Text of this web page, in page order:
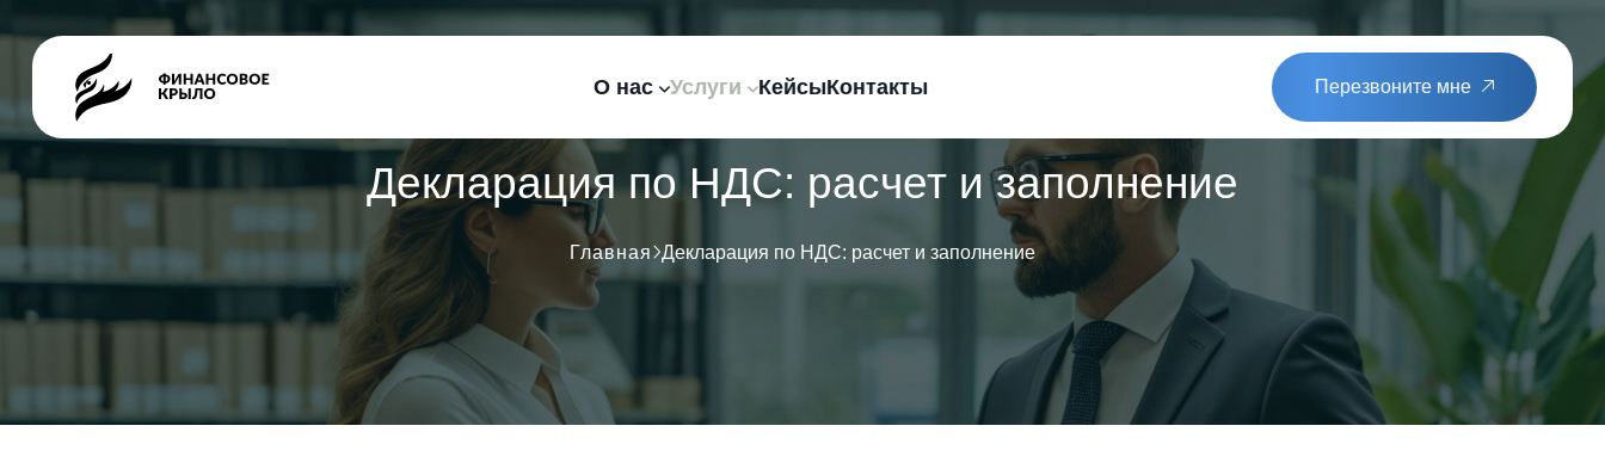
О нас Услуги КейсыКонтакты Перезвоните мне
Декларация по НДС: расчет и заполнение
Главная Декларация по НДС: расчет и заполнение